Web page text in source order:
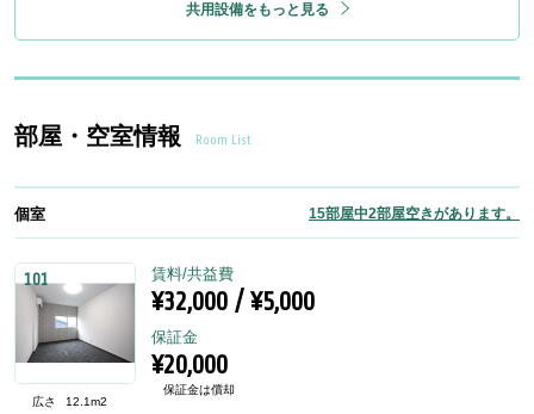
共用設備をもっと見る
部屋・空室情報 Room List
個室 15部屋中2部屋空きがあります。
101
広さ 12.1m2
賃料/共益費
¥32,000 / ¥5,000
保証金
¥20,000
保証金は償却